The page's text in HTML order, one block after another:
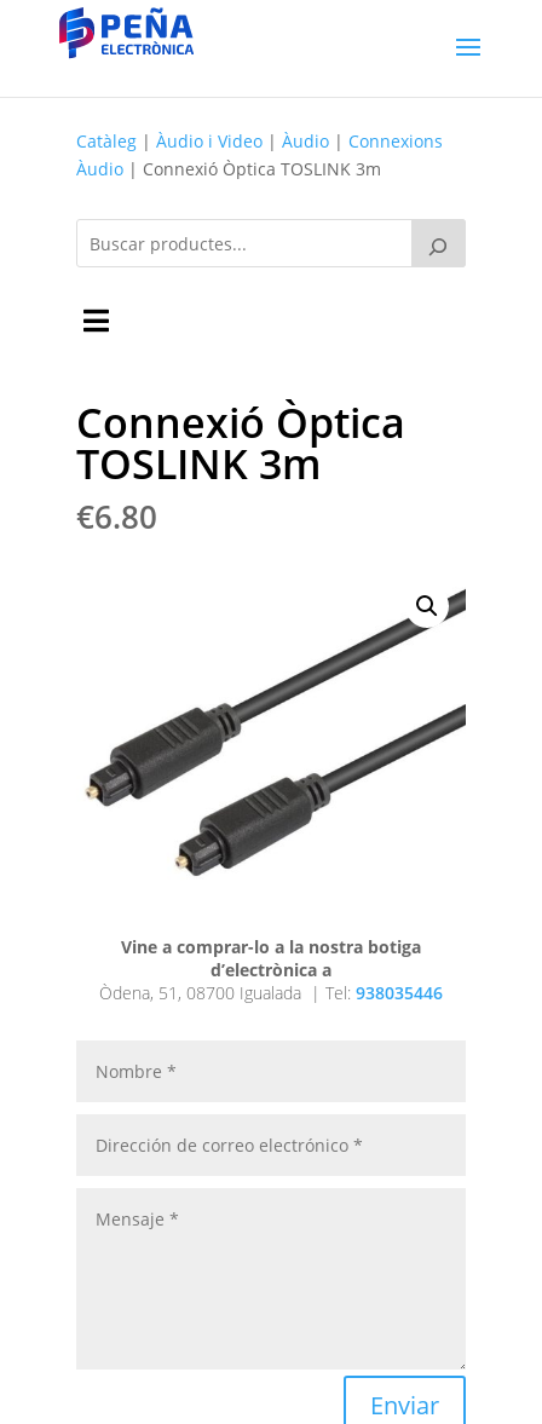
Catàleg| Àudio i Video| Àudio| Connexions
Àudio| Connexió Òptica TOSLINK 3m
Connexió Òptica
TOSLINK 3m
€6.80
Vine a comprar-lo a la nostra botiga
d’electrònica a
Òdena, 51, 08700 Igualada | Tel: 938035446
Enviar